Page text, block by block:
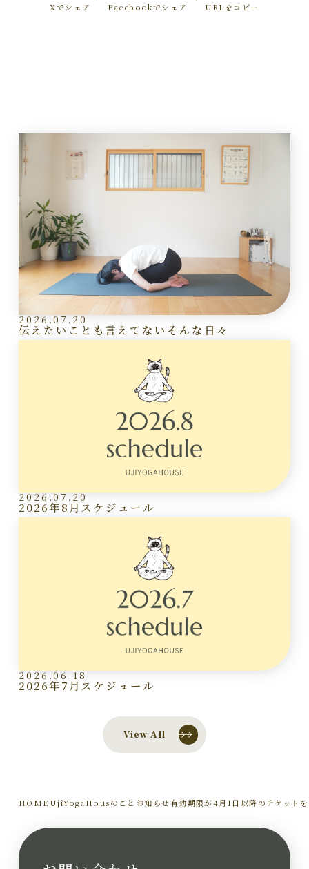
Xでシェア Facebookでシェア URLをコピー
2026.07.20
伝えたいことも言えてないそんな日々
2026.07.20
2026年8月スケジュール
2026.06.18
2026年7月スケジュール
View All
HOME UjiYogaHousのこと お知らせ有効期限が4月1日以降のチケット